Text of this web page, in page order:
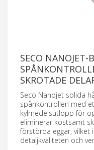
SECO NANOJET-
SKROTADE
Seco Nanojet solida
spånkontrollen med
kylmedelsutlopp för
eliminerar kostsamt
förstörda eggar, vilket
detaljkvaliteten och